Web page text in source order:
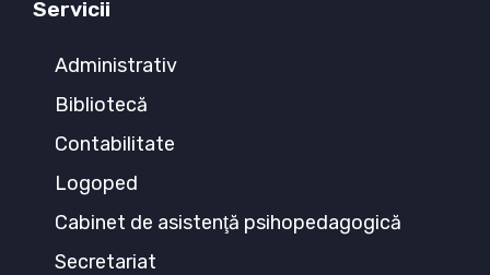
Servicii
Administrativ
Bibliotecă
Contabilitate
Logoped
Cabinet de asistenţă psihopedagogică
Secretariat